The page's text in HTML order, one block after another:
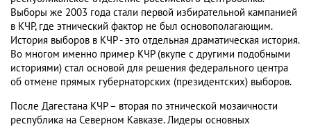
Выборы же 2003 года стали первой избирательной кампанией
в КЧР, где этнический фактор не был основополагающим.
История выборов в КЧР - это отдельная драматическая история.
Во многом именно пример КЧР (вкупе с другими подобными
историями) стал основой для решения федерального центра
об отмене прямых губернаторских (президентских) выборов.
После Дагестана КЧР – вторая по этнической мозаичности
республика на Северном Кавказе. Лидеры основных